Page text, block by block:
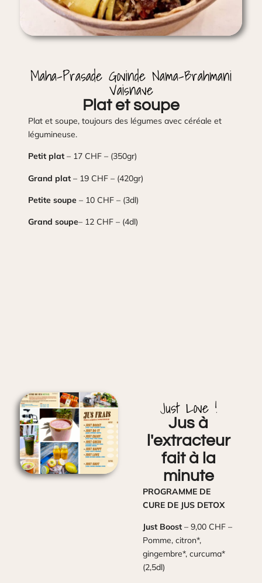
Maha-Prasade Govinde Nama-Brahmani
Vaisnave
Plat et soupe
Plat et soupe, toujours des légumes avec céréale et
légumineuse.
Petit plat – 17 CHF – (350gr)
Grand plat – 19 CHF – (420gr)
Petite soupe – 10 CHF – (3dl)
Grand soupe– 12 CHF – (4dl)
Just Love !
Jus à
l'extracteur
fait à la
minute
PROGRAMME DE
CURE DE JUS DETOX
Just Boost – 9,00 CHF –
Pomme, citron*,
gingembre*, curcuma*
(2,5dl)